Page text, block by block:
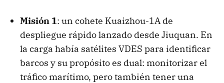
Misión 1: un cohete Kuaizhou-1A de
despliegue rápido lanzado desde Jiuquan. En
la carga había satélites VDES para identificar
barcos y su propósito es dual: monitorizar el
tráfico marítimo, pero también tener una